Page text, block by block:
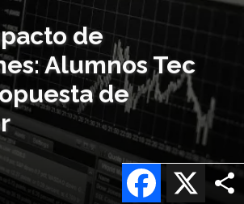
de
Alumnos Tec
de
X
Facebook